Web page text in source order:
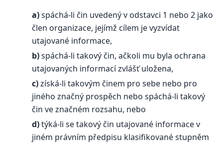
a)spáchá-li čin uvedený v odstavci 1 nebo 2 jako
člen organizace, jejímž cílem je vyzvídat
utajované informace,
b)spáchá-li takový čin, ačkoli mu byla ochrana
utajovaných informací zvlášť uložena,
c)získá-li takovým činem pro sebe nebo pro
jiného značný prospěch nebo spáchá-li takový
čin ve značném rozsahu, nebo
d)týká-li se takový čin utajované informace v
jiném právním předpisu klasifikované stupněm